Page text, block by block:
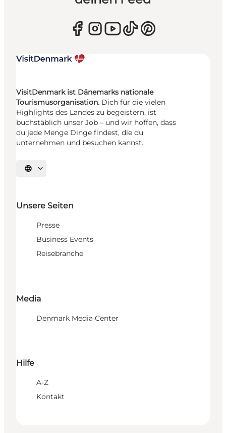
VisitDenmark ist Dänemarks nationale
Tourismusorganisation. Dich für die vielen
Highlights des Landes zu begeistern, ist
buchstäblich unser Job – und wir hoffen, dass
du jede Menge Dinge findest, die du
unternehmen und besuchen kannst.
Sprache auswählen
Unsere Seiten
Presse
Business Events
Reisebranche
Media
Denmark Media Center
Hilfe
A-Z
Kontakt